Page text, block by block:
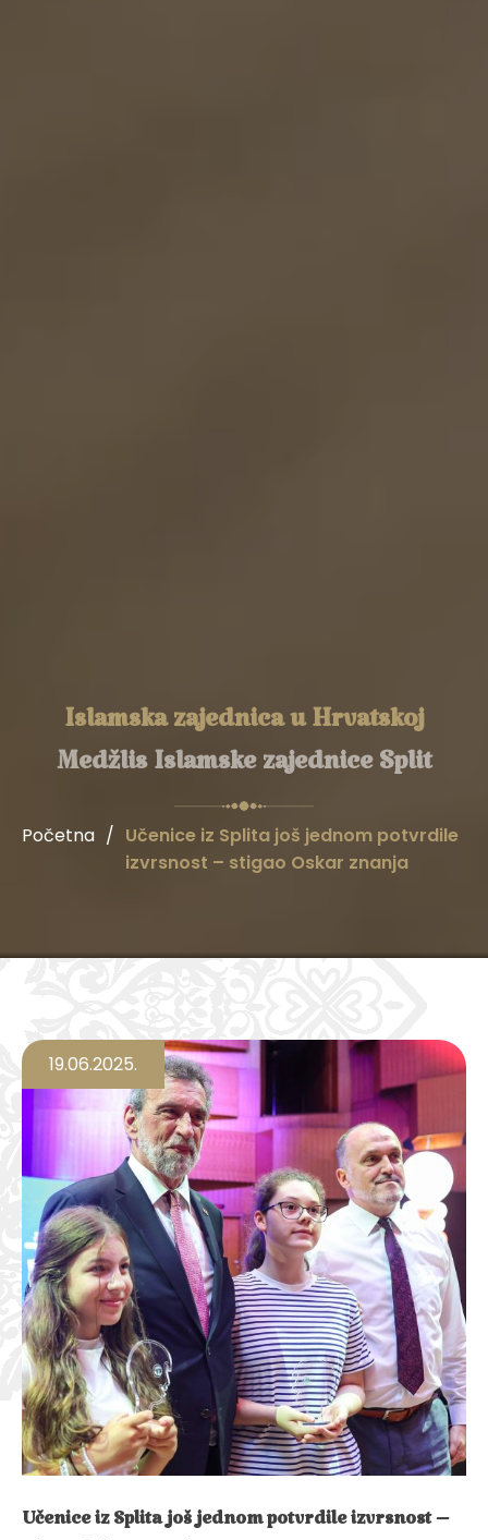
Islamska zajednica u Hrvatskoj
Medžlis Islamske zajednice Split
Početna / Učenice iz Splita još jednom potvrdile
izvrsnost – stigao Oskar znanja
19.06.2025.
Učenice iz Splita još jednom potvrdile izvrsnost –